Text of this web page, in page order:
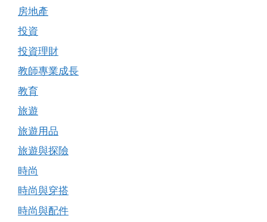
房地產
投資
投資理財
教師專業成長
教育
旅遊
旅遊用品
旅遊與探險
時尚
時尚與穿搭
時尚與配件